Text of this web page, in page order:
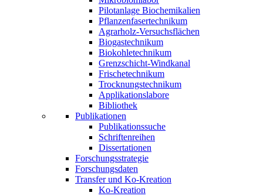
Pilotanlage Biochemikalien
Pflanzenfasertechnikum
Agrarholz-Versuchsflächen
Biogastechnikum
Biokohletechnikum
Grenzschicht-Windkanal
Frischetechnikum
Trocknungstechnikum
Applikationslabore
Bibliothek
Publikationen
Publikationssuche
Schriftenreihen
Dissertationen
Forschungsstrategie
Forschungsdaten
Transfer und Ko-Kreation
Ko-Kreation